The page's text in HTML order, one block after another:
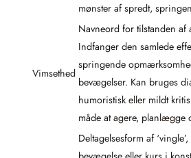
mønster af spredt,
Vimsethed
Navneord for tilstanden af
Indfanger den samlede
springende
bevægelser. Kan bruges
humoristisk eller mildt
måde at agere,
Deltagelsesform af